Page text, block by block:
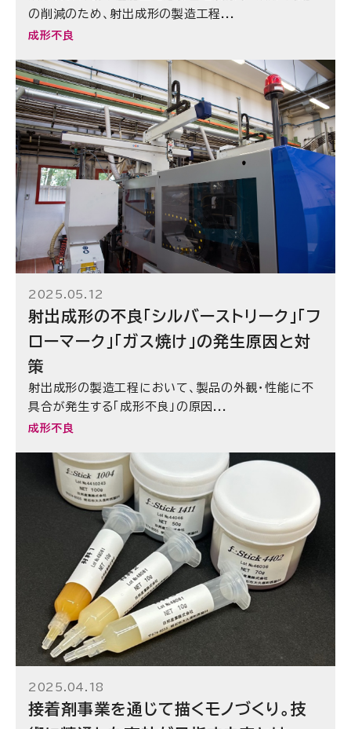
の削減のため、射出成形の製造工程...
成形不良
2025.05.12
射出成形の不良「シルバーストリーク」「フ
ローマーク」「ガス焼け」の発生原因と対
策
射出成形の製造工程において、製品の外観・性能に不
具合が発生する「成形不良」の原因...
成形不良
2025.04.18
接着剤事業を通じて描くモノづくり。技